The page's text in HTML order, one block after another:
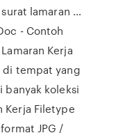
lamaran …
- Contoh
Kerja
di tempat yang
koleksi
Kerja Filetype
JPG /